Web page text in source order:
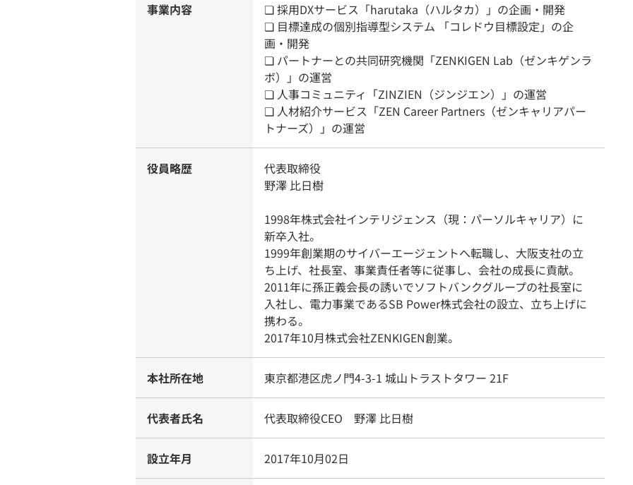
事業内容
❏ 採用DXサービス「harutaka（ハルタカ）」の企画・開発
❏ 目標達成の個別指導型システム 「コレドウ目標設定」の企
画・開発
❏ パートナーとの共同研究機関「ZENKIGEN Lab（ゼンキゲンラ
ボ）」の運営
❏ 人事コミュニティ「ZINZIEN（ジンジエン）」の運営
❏ 人材紹介サービス「ZEN Career Partners（ゼンキャリアパー
トナーズ）」の運営
役員略歴
代表取締役
野澤 比日樹
1998年株式会社インテリジェンス（現：パーソルキャリア）に
新卒入社。
1999年創業期のサイバーエージェントへ転職し、大阪支社の立
ち上げ、社長室、事業責任者等に従事し、会社の成長に貢献。
2011年に孫正義会長の誘いでソフトバンクグループの社長室に
入社し、電力事業であるSB Power株式会社の設立、立ち上げに
携わる。
2017年10月株式会社ZENKIGEN創業。
本社所在地 東京都港区虎ノ門4-3-1 城山トラストタワー 21F
代表者氏名 代表取締役CEO 野澤 比日樹
設立年月 2017年10月02日